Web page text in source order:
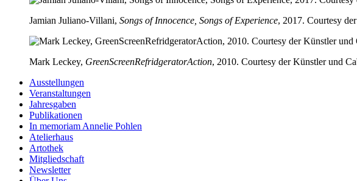
Jamian Juliano-Villani, Songs of Innocence, Songs of Experience, 2017. Courtesy
Mark Leckey, GreenScreenRefridgeratorAction, 2010. Courtesy der Künstler und
Ausstellungen
Veranstaltungen
Jahresgaben
Publikationen
In memoriam Annelie Pohlen
Atelierhaus
Artothek
Mitgliedschaft
Newsletter